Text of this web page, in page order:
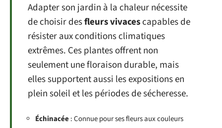
Adapter son jardin à la chaleur nécessite
de choisir desfleurs vivacescapables de
résister aux conditions climatiques
extrêmes. Ces plantes offrent non
seulement une floraison durable, mais
elles supportent aussi les expositions en
plein soleil et les périodes de sécheresse.
Échinacée: Connue pour ses fleurs aux couleurs